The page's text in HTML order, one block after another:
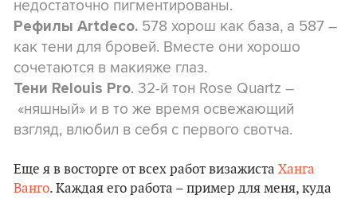
недостаточно пигментированы.
Рефилы Artdeco. 578 хорош как база, а 587 –
как тени для бровей. Вместе они хорошо
сочетаются в макияже глаз.
Тени Relouis Pro. 32-й тон Rose Quartz –
«няшный» и в то же время освежающий
взгляд, влюбил в себя с первого свотча.
Еще я в восторге от всех работ визажиста Ханга
Ванго. Каждая его работа – пример для меня, куда